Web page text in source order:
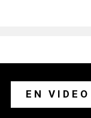
EN VIDEO